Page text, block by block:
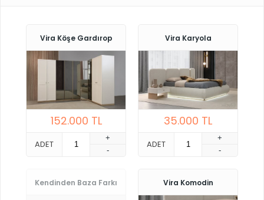
Vira Köşe Gardırop
152.000 TL
ADET
+
-
Vira Karyola
35.000 TL
ADET
+
-
Kendinden Baza Farkı Vira Komodin